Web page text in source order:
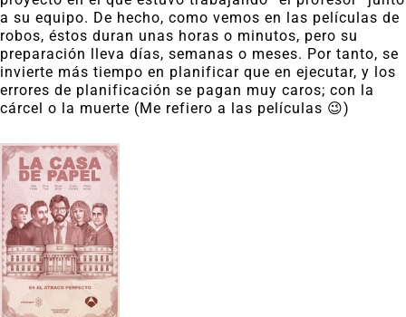
a su equipo. De hecho, como vemos en las películas de
robos, éstos duran unas horas o minutos, pero su
preparación lleva días, semanas o meses. Por tanto, se
invierte más tiempo en planificar que en ejecutar, y los
errores de planificación se pagan muy caros; con la
cárcel o la muerte (Me refiero a las películas 😉)